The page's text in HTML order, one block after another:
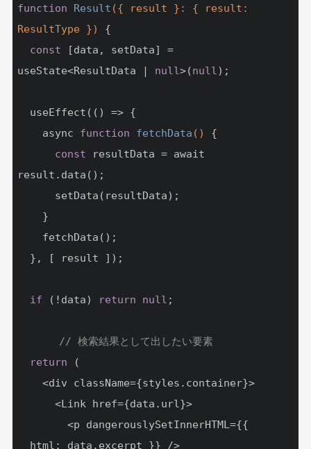
function
Result ({ result }: { result:
ResultType })
{
const [data, setData] =
useState<ResultData | null>(null);
    async
function fetchData ()
{
const resultData = await
result.data();
if (!data) return null ;
// 検索結果として出したい要素
return (
    <div className={styles.container}>
      <Link href={data.url}>
        <p dangerouslySetInnerHTML={{
__html: data.excerpt }} />